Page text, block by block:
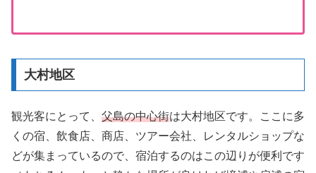
大村地区
観光客にとって、 父島の中心街は大村地区です。ここに多
くの宿、飲食店、商店、ツアー会社、レンタルショップな
どが集まっているので、宿泊するのはこの辺りが便利です